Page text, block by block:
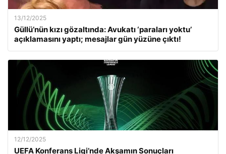
13/12/2025
Güllü’nün kızı gözaltında: Avukatı ‘paraları yoktu’
açıklamasını yaptı; mesajlar gün yüzüne çıktı!
12/12/2025
UEFA Konferans Ligi’nde Akşamın Sonuçları